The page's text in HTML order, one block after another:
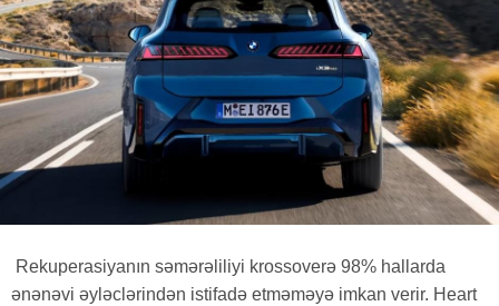
Rekuperasiyanın səmərəliliyi krossoverə 98% hallarda
ənənəvi əyləclərindən istifadə etməməyə imkan verir. Heart